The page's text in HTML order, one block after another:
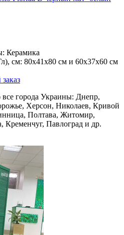
Керамика
см: 80х41х80 см и 60х37х60 см
все города Украины: Днепр,
Херсон, Николаев, Кривой
Полтава, Житомир,
Павлоград и др.